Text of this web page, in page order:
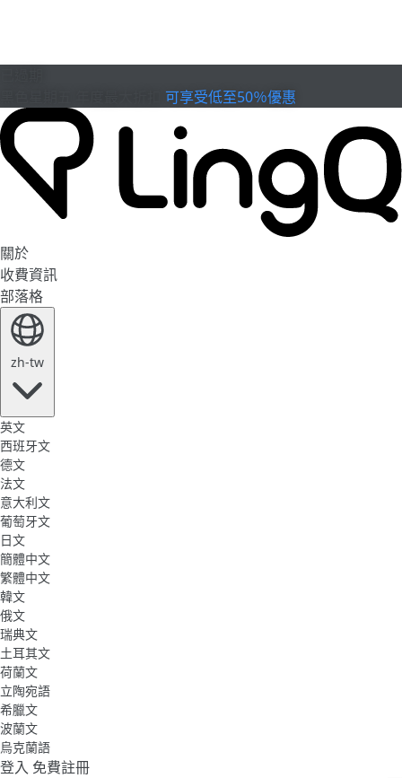
可享受低至50％優惠
關於
收費資訊
部落格
zh-tw
英文
西班牙文
德文
法文
意大利文
葡萄牙文
日文
簡體中文
繁體中文
韓文
俄文
瑞典文
土耳其文
荷蘭文
立陶宛語
希臘文
波蘭文
烏克蘭語
登入 免費註冊